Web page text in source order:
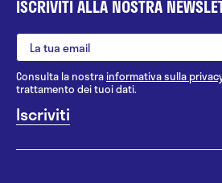
ISCRIVITI ALLA NOSTRA
Consulta la nostrainformativa sulla
trattamento dei tuoi dati.